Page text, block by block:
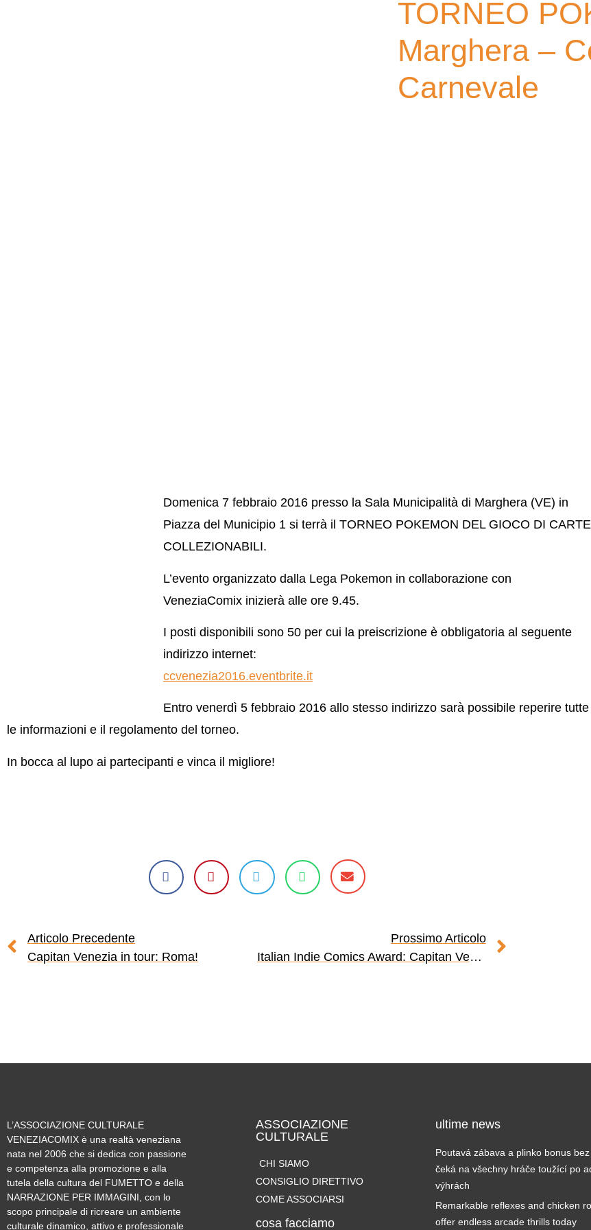
TORNEO
Marghera –
Carnevale
Domenica 7 febbraio 2016 presso la Sala Municipalità di Marghera (VE) in
Piazza del Municipio 1 si terrà il TORNEO POKEMON DEL GIOCO DI CARTE
COLLEZIONABILI.
L’evento organizzato dalla Lega Pokemon in collaborazione con
VeneziaComix inizierà alle ore 9.45.
I posti disponibili sono 50 per cui la preiscrizione è obbligatoria al seguente
indirizzo internet:
ccvenezia2016.eventbrite.it
Entro venerdì 5 febbraio 2016 allo stesso indirizzo sarà possibile reperire tutte
le informazioni e il regolamento del torneo.
In bocca al lupo ai partecipanti e vinca il migliore!
Articolo Precedente
Capitan Venezia in tour: Roma!
Prossimo Articolo
Italian Indie Comics Award: Capitan Venezia
L’ASSOCIAZIONE CULTURALE
VENEZIACOMIX è una realtà veneziana
nata nel 2006 che si dedica con passione
e competenza alla promozione e alla
tutela della cultura del FUMETTO e della
NARRAZIONE PER IMMAGINI , con lo
scopo principale di ricreare un ambiente
culturale dinamico, attivo e professionale
ASSOCIAZIONE
CULTURALE
CHI SIAMO
CONSIGLIO DIRETTIVO
COME ASSOCIARSI
cosa facciamo
ultime news
Poutavá zábava a plinko bonus
čeká na všechny hráče toužící po
výhrách
Remarkable reflexes and chicken
offer endless arcade thrills today